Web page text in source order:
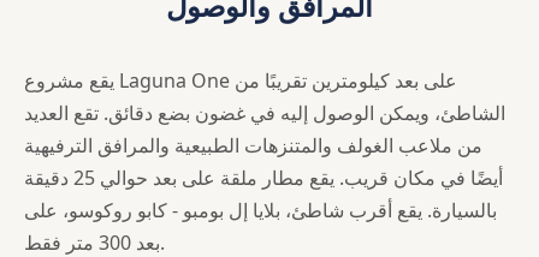
يقع مشروع Laguna One على بعد كيلومترين تقريبًا من
الشاطئ، ويمكن الوصول إليه في غضون بضع دقائق. تقع العديد
من ملاعب الغولف والمتنزهات الطبيعية والمرافق الترفيهية
أيضًا في مكان قريب. يقع مطار ملقة على بعد حوالي 25 دقيقة
بالسيارة. يقع أقرب شاطئ، بلايا إل بومبو - كابو روكوسو، على
بعد 300 متر فقط.